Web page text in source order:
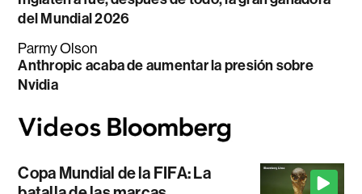
del Mundial 2026
Parmy Olson
Anthropic acaba de aumentar la presión sobre
Nvidia
Copa Mundial de la FIFA: La